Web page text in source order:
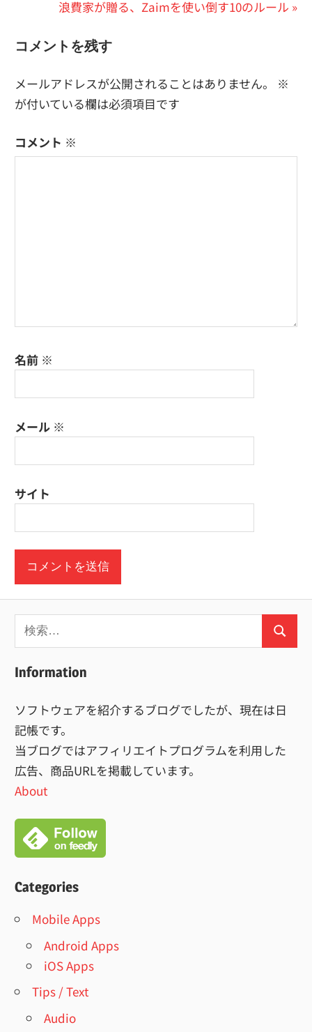
ビ
ゲ
ー
シ
ョ
次
投
浪費家が贈る、Zaimを使い倒す10のルール
コメントを残す
メールアドレスが公開されることはありません。
※
が付いている欄は必須項目です
コメント ※
名前 ※
メール ※
サイト
検
索:
検
Information
ソフトウェアを紹介するブログでしたが、現在は日
記帳です。
当ブログではアフィリエイトプログラムを利用した
広告、商品URLを掲載しています。
About
Categories
Mobile Apps
Android Apps
iOS Apps
Tips / Text
Audio